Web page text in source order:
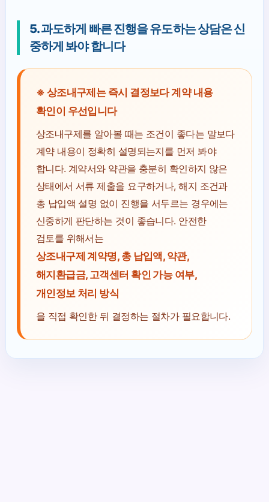
5. 과도하게 빠른 진행을 유도하는 상담은 신
중하게 봐야 합니다
※ 상조내구제는 즉시 결정보다 계약 내용
확인이 우선입니다
상조내구제를 알아볼 때는 조건이 좋다는 말보다
계약 내용이 정확히 설명되는지를 먼저 봐야
합니다. 계약서와 약관을 충분히 확인하지 않은
상태에서 서류 제출을 요구하거나, 해지 조건과
총 납입액 설명 없이 진행을 서두르는 경우에는
신중하게 판단하는 것이 좋습니다. 안전한
검토를 위해서는
상조내구제 계약명, 총 납입액, 약관,
해지환급금, 고객센터 확인 가능 여부,
개인정보 처리 방식
을 직접 확인한 뒤 결정하는 절차가 필요합니다.